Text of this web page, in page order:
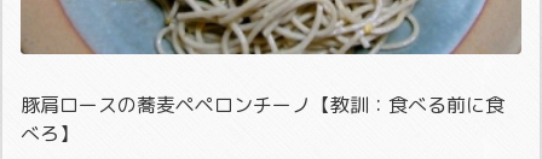
豚肩ロースの蕎麦ペペロンチーノ【教訓：食べる前に食
べろ】